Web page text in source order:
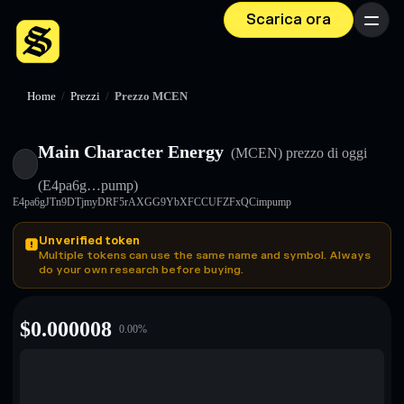
Scarica ora Menu
Home / Prezzi / Prezzo MCEN
Main Character Energy (MCEN) prezzo di oggi
(E4pa6g…pump)
E4pa6gJTn9DTjmyDRF5rAXGG9YbXFCCUFZFxQCimpump
Unverified token
Multiple tokens can use the same name and symbol. Always
do your own research before buying.
$0.000008 0.00%